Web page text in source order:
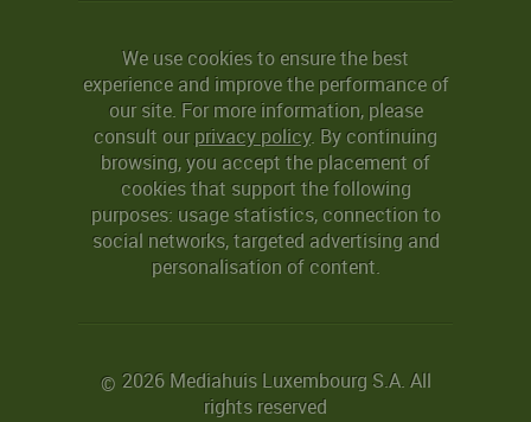
We use cookies to ensure the best
experience and improve the performance of
our site. For more information, please
consult ourprivacy policy. By continuing
browsing, you accept the placement of
cookies that support the following
purposes: usage statistics, connection to
social networks, targeted advertising and
personalisation of content.
© 2026 Mediahuis Luxembourg S.A. All
rights reserved